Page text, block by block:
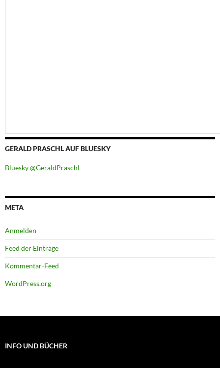
GERALD PRASCHL AUF BLUESKY
Bluesky @GeraldPraschl
META
Anmelden
Feed der Einträge
Kommentar-Feed
WordPress.org
INFO UND BÜCHER